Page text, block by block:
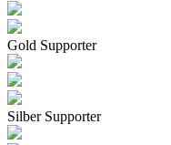
Gold Supporter
Silber Supporter